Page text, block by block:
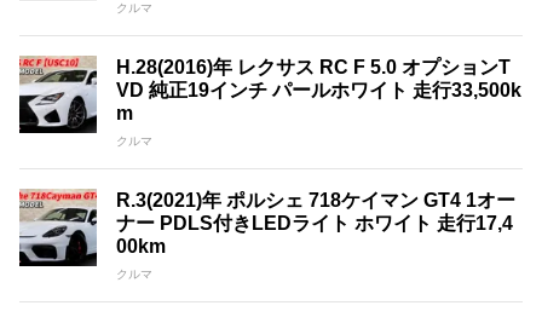
クルマ
H.28(2016)年 レクサス RC F 5.0 オプションT
VD 純正19インチ パールホワイト 走行33,500k
m
クルマ
R.3(2021)年 ポルシェ 718ケイマン GT4 1オー
ナー PDLS付きLEDライト ホワイト 走行17,4
00km
クルマ